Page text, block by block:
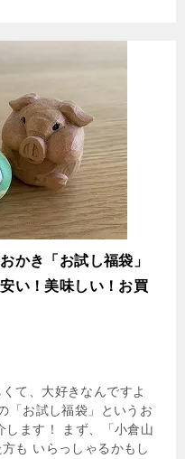
かき「お試し福袋」
い！美味しい！お買
て、大好きなんですよ
「お試し福袋」というお
します！ まず、「小倉山
も いらっしゃるかもし